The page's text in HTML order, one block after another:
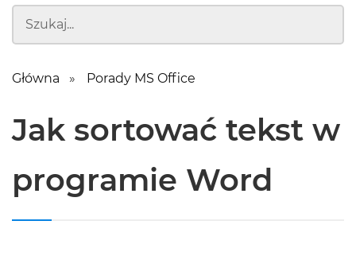
Główna Porady MS Office
Jak sortować tekst w
programie Word